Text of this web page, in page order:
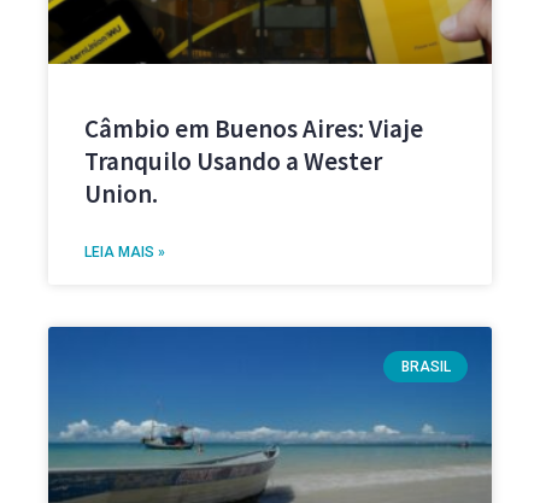
Câmbio em Buenos Aires: Viaje
Tranquilo Usando a Wester
Union.
LEIA MAIS »
BRASIL